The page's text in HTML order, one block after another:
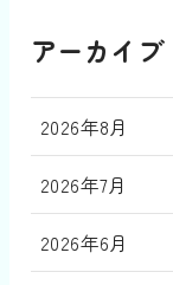
アーカイブ
2026年8月
2026年7月
2026年6月